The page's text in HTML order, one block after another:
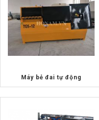
Máy bẻ đai tự động